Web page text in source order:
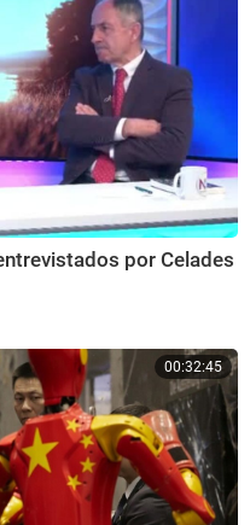
por Celades
00:32:45